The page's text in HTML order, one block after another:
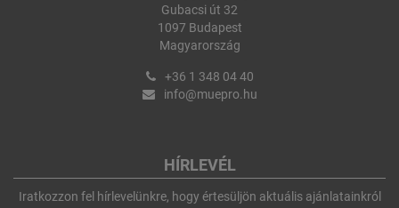
Gubacsi út 32
1097 Budapest
Magyarország
+36 1 348 04 40
info@muepro.hu
HÍRLEVÉL
Iratkozzon fel hírlevelünkre, hogy értesüljön aktuális ajánlatainkról